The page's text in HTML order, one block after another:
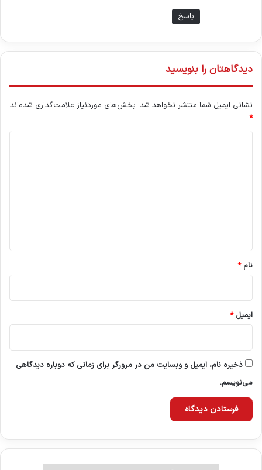
پاسخ
دیدگاهتان را بنویسید
نشانی ایمیل شما منتشر نخواهد شد. بخش‌های موردنیاز علامت‌گذاری شده‌اند
*
نام*
ایمیل*
ذخیره نام، ایمیل و وبسایت من در مرورگر برای زمانی که دوباره دیدگاهی
می‌نویسم.